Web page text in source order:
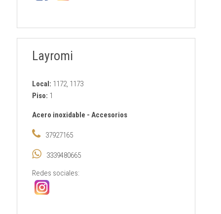
Layromi
Local: 1172, 1173
Piso: 1
Acero inoxidable - Accesorios
37927165
3339480665
Redes sociales: